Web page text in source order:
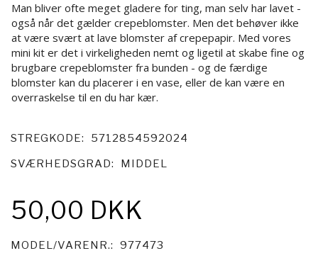
Man bliver ofte meget gladere for ting, man selv har lavet -
også når det gælder crepeblomster. Men det behøver ikke
at være svært at lave blomster af crepepapir. Med vores
mini kit er det i virkeligheden nemt og ligetil at skabe fine og
brugbare crepeblomster fra bunden - og de færdige
blomster kan du placerer i en vase, eller de kan være en
overraskelse til en du har kær.
STREGKODE:
5712854592024
SVÆRHEDSGRAD:
MIDDEL
50,00 DKK
MODEL/VARENR.: 977473